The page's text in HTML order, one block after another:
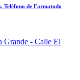
Teléfono de Farmatodo
Grande - Calle El